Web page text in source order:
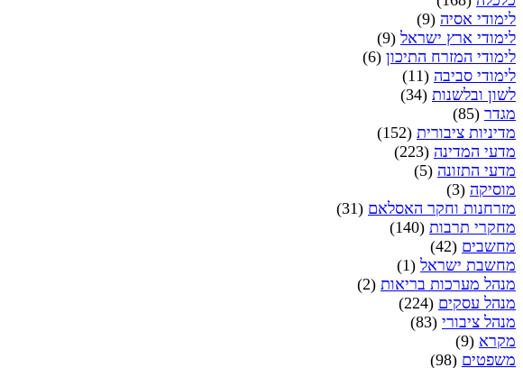
לימודי אסיה (9)
לימודי ארץ ישראל (9)
לימודי המזרח התיכון (6)
לימודי סביבה (11)
לשון ובלשנות (34)
מגדר (85)
מדיניות ציבורית (152)
מדעי המדינה (223)
מדעי התזונה (5)
מוסיקה (3)
מזרחנות וחקר האסלאם (31)
מחקרי תרבות (140)
מחשבים (42)
מחשבת ישראל (1)
מנהל מערכות בריאות (2)
מנהל עסקים (224)
מנהל ציבורי (83)
מקרא (9)
משפטים (98)